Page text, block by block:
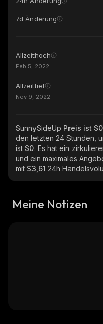
7d Änderung
Allzeithoch
Feb 5, 2022
Allzeittief
Nov 9, 2022
SunnySideUp Preis ist
den letzten 24 Stunden,
ist $0. Es hat ein
und ein maximales
mit $3,61 24h
Meine Notizen